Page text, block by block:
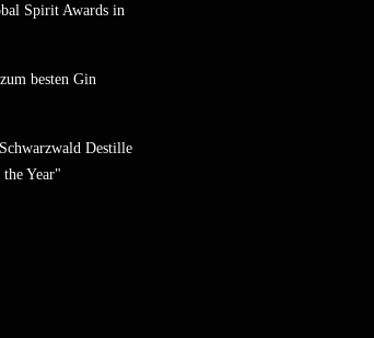
Spirit Awards in
besten Gin
Destille
Year"